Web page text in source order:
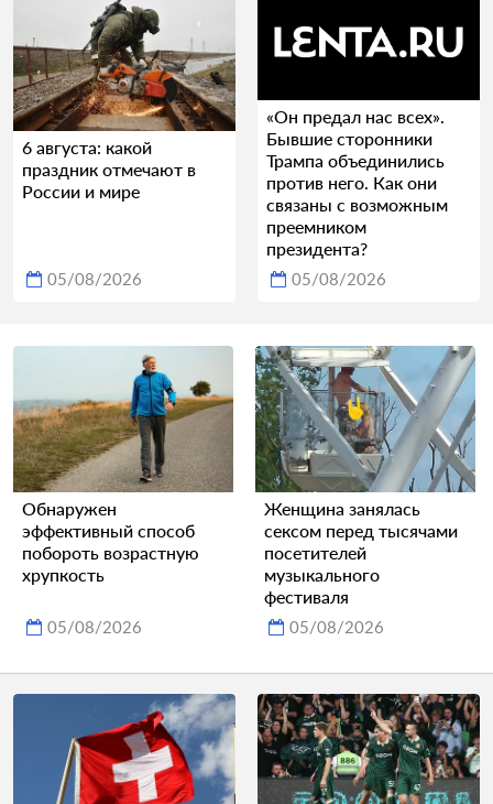
6 августа: какой
праздник отмечают в
России и мире
05/08/2026
«Он предал нас всех».
Бывшие сторонники
Трампа объединились
против него. Как они
связаны с возможным
преемником
президента?
05/08/2026
Обнаружен
эффективный способ
побороть возрастную
хрупкость
05/08/2026
Женщина занялась
сексом перед тысячами
посетителей
музыкального
фестиваля
05/08/2026